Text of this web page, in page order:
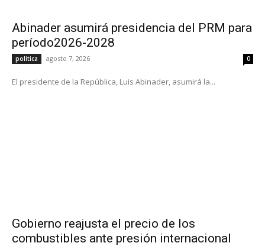
Abinader asumirá presidencia del PRM para
período2026-2028
política agosto 7, 2026 0
El presidente de la República, Luis Abinader, asumirá la...
Gobierno reajusta el precio de los
combustibles ante presión internacional